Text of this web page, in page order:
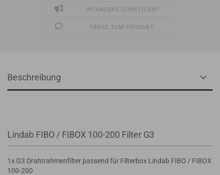
WOANDERS GÜNSTIGER?
FRAGE ZUM PRODUKT
Beschreibung
Lindab FIBO / FIBOX 100-200 Filter G3
1x G3 Drahtrahmenfilter passend für Filterbox Lindab FIBO / FIBOX
100-200